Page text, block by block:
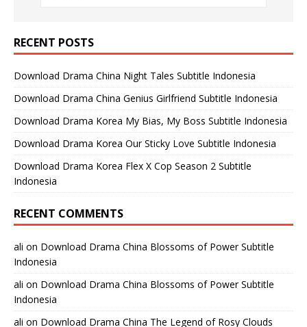
RECENT POSTS
Download Drama China Night Tales Subtitle Indonesia
Download Drama China Genius Girlfriend Subtitle Indonesia
Download Drama Korea My Bias, My Boss Subtitle Indonesia
Download Drama Korea Our Sticky Love Subtitle Indonesia
Download Drama Korea Flex X Cop Season 2 Subtitle
Indonesia
RECENT COMMENTS
ali on Download Drama China Blossoms of Power Subtitle
Indonesia
ali on Download Drama China Blossoms of Power Subtitle
Indonesia
ali on Download Drama China The Legend of Rosy Clouds